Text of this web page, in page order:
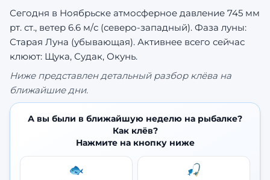
Сегодня в Ноябрьске атмосферное давление 745 мм
рт. ст., ветер 6.6 м/с (северо-западный). Фаза луны:
Старая Луна (убывающая). Активнее всего сейчас
клюют: Щука, Судак, Окунь.
Ниже представлен детальный разбор клёва на
ближайшие дни.
А вы были в ближайшую неделю на рыбалке?
Как клёв?
Нажмите на кнопку ниже
🐟 🎣